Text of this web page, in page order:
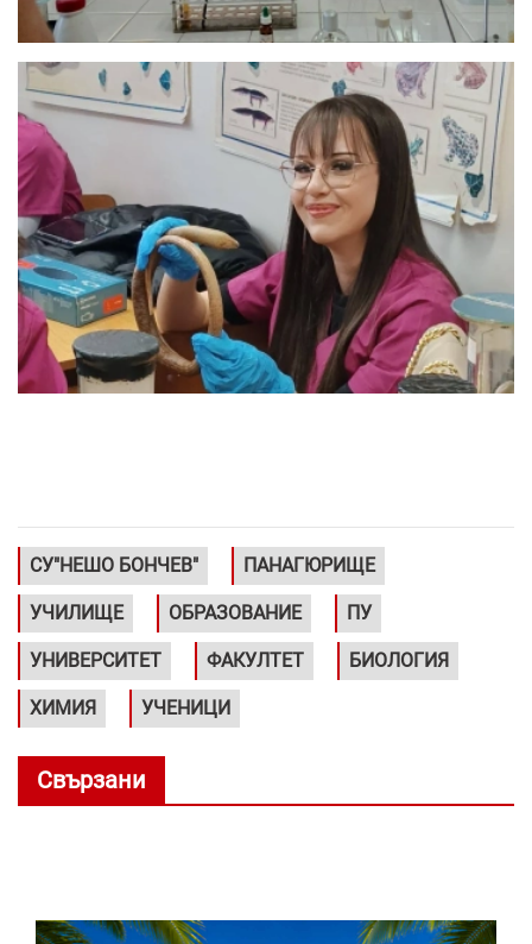
СУ"НЕШО БОНЧЕВ" ПАНАГЮРИЩЕ
УЧИЛИЩЕ ОБРАЗОВАНИЕ ПУ
УНИВЕРСИТЕТ ФАКУЛТЕТ БИОЛОГИЯ
ХИМИЯ УЧЕНИЦИ
Свързани